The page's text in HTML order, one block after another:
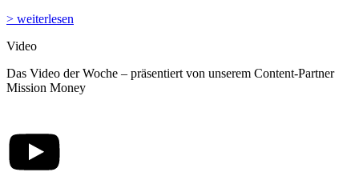
> weiterlesen
Video
Das Video der Woche – präsentiert von unserem Content-Partner
Mission Money